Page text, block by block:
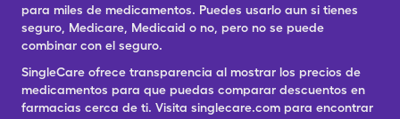
para miles de medicamentos. Puedes usarlo aun si tienes
seguro, Medicare, Medicaid o no, pero no se puede
combinar con el seguro.
SingleCare ofrece transparencia al mostrar los precios de
medicamentos para que puedas comparar descuentos en
farmacias cerca de ti. Visita singlecare.com para encontrar